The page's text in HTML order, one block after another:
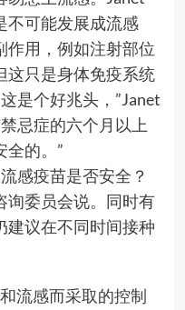
不可能发展成流感
作用，例如注射部位
这只是身体免疫系统
是个好兆头，”Janet
忌症的六个月以上
全的。”
感疫苗是否安全？
询委员会说。同时有
建议在不同时间接种
流感而采取的控制